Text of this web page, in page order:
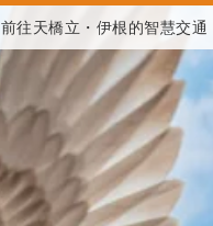
前往天橋立・伊根的智慧交通